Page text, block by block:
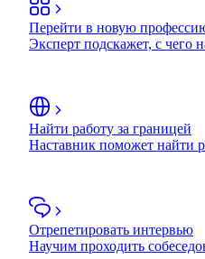
Перейти в новую
Эксперт подскажет, с чего
Найти работу за границей
Наставник поможет найти
Отрепетировать интервью
Научим проходить